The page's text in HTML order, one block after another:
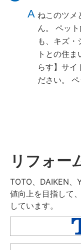
ねこのツメ
ん。 ペッ
も、キズ
トとの住
らす】サイ
ださい。
リフォー
TOTO、DAIKEN、
値向上を目指して
しています。